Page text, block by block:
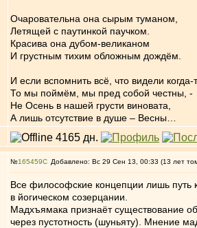
Очаровательна она сырым туманом,
Летящей с паутинкой паучком.
Красива она дубом-великаном
И грустным тихим обложным дождём.
И если вспомнить всё, что видели когда-
То мы поймём, мы пред собой честны, -
Не Осень в нашей грусти виновата,
А лишь отсутствие в душе – Весны…
№165459 Добавлено: Вс 29 Сен 13, 00:33 (13 лет
Все философские концепции лишь путь
в йогическом созерцании.
Мадхъямака признаёт существование
через пустотность (шуньяту). Мнение